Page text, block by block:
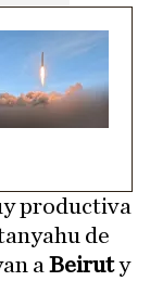
productiva
de
a Beiruty